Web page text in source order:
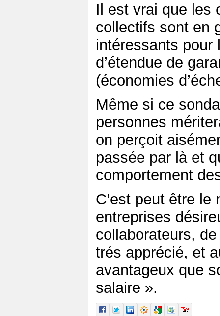
Il est vrai que les
collectifs sont en
intéressants pour
d’étendue de
(économies
Même si ce
personnes
on perçoit
passée par là et
comportement
C’est peut être le
entreprises
collaborateurs,
trés apprécié, et
avantageux que
salaire ».